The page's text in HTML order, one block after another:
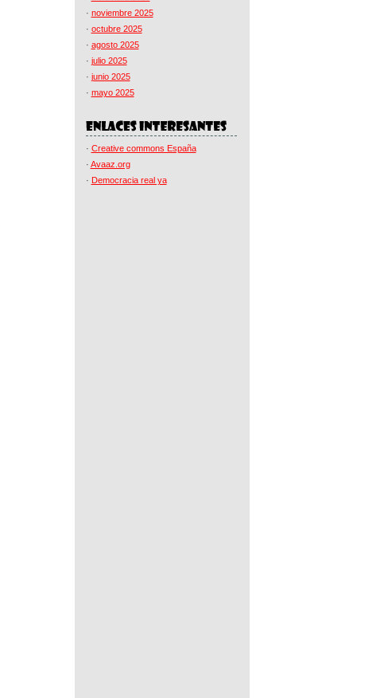
· noviembre 2025
· octubre 2025
· agosto 2025
· julio 2025
· junio 2025
· mayo 2025
· Creative commons España
· Avaaz.org
· Democracia real ya